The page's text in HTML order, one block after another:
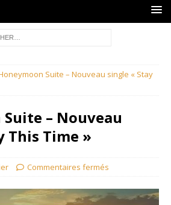
Suite – Nouveau single « Stay
– Nouveau
This Time »
Commentaires fermés